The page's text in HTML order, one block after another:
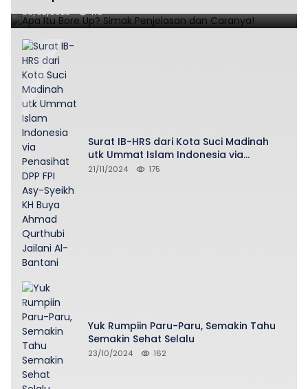
06/02/2025 175
Surat IB-HRS dari Kota Suci Madinah
utk Ummat Islam Indonesia via
Penasihat DPP FPI Asy-Syeikh KH Buya
21/11/2024 175
Yuk Rumpiin Paru-Paru, Semakin Tahu
Semakin Sehat Selalu
23/10/2024 162